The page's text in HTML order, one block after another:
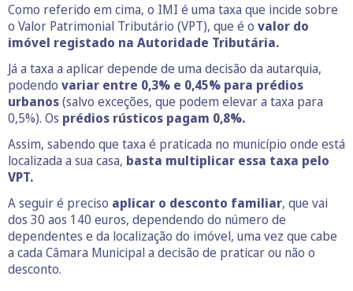
Como referido em cima, o IMI é uma taxa que incide sobre
o Valor Patrimonial Tributário (VPT), que é o valor do
imóvel registado na Autoridade Tributária.
Já a taxa a aplicar depende de uma decisão da autarquia,
podendo variar entre 0,3% e 0,45% para prédios
urbanos(salvo exceções, que podem elevar a taxa para
0,5%). Os prédios rústicos pagam 0,8%.
Assim, sabendo que taxa é praticada no município onde está
localizada a sua casa, basta multiplicar essa taxa pelo
VPT.
A seguir é preciso aplicar o desconto familiar, que vai
dos 30 aos 140 euros, dependendo do número de
dependentes e da localização do imóvel, uma vez que cabe
a cada Câmara Municipal a decisão de praticar ou não o
desconto.